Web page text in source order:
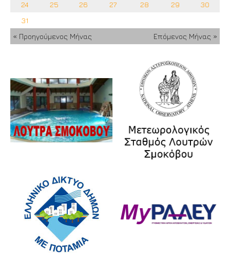
24 25 26 27 28 29
30
31
« Προηγούμενος Μήνας
Επόμενος Μήνας »